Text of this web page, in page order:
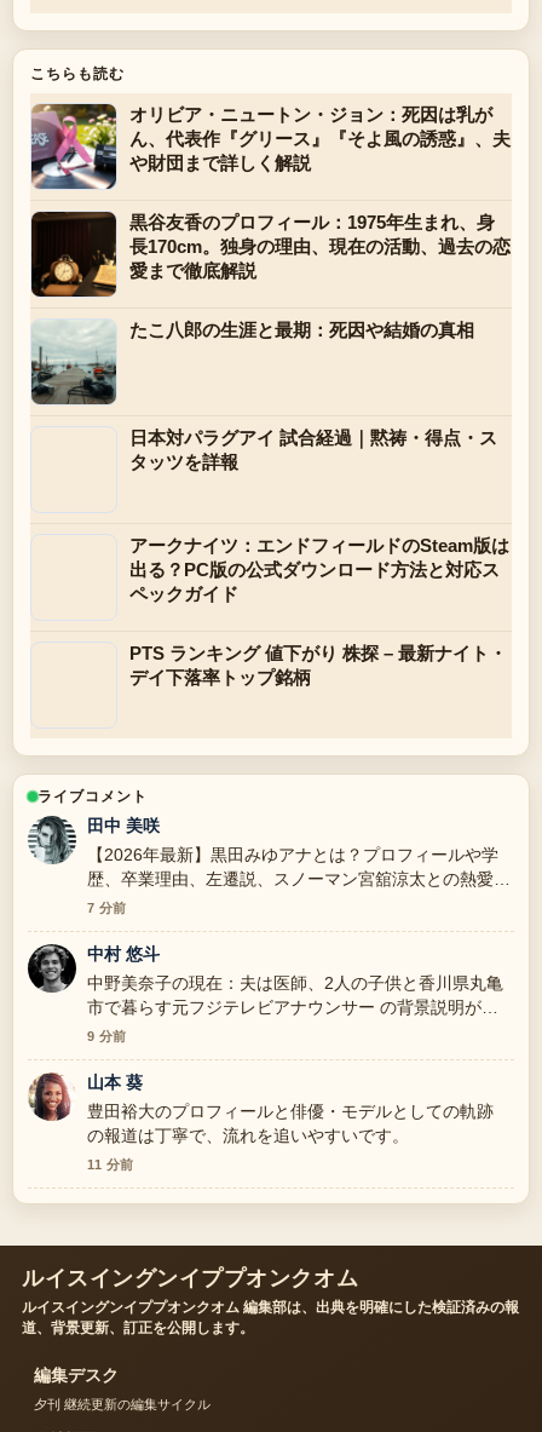
こちらも読む
オリビア・ニュートン・ジョン：死因は乳が
ん、代表作『グリース』『そよ風の誘惑』、夫
や財団まで詳しく解説
黒谷友香のプロフィール：1975年生まれ、身
長170cm。独身の理由、現在の活動、過去の恋
愛まで徹底解説
たこ八郎の生涯と最期：死因や結婚の真相
日本対パラグアイ 試合経過｜黙祷・得点・ス
タッツを詳報
アークナイツ：エンドフィールドのSteam版は
出る？PC版の公式ダウンロード方法と対応ス
ペックガイド
PTS ランキング 値下がり 株探 – 最新ナイト・
デイ下落率トップ銘柄
ライブコメント
田中 美咲
【2026年最新】黒田みゆアナとは？プロフィールや学
歴、卒業理由、左遷説、スノーマン宮舘涼太との熱愛を
全解説 を追っていますが、この解説は落ち着いていて
信頼できます。
7 分前
中村 悠斗
中野美奈子の現在：夫は医師、2人の子供と香川県丸亀
市で暮らす元フジテレビアナウンサー の背景説明が助
かります。ライブ更新を続けてください。
9 分前
山本 葵
豊田裕大のプロフィールと俳優・モデルとしての軌跡
の報道は丁寧で、流れを追いやすいです。
11 分前
ルイスイングンイププオンクオム
ルイスイングンイププオンクオム 編集部は、出典を明確にした検証済みの報
道、背景更新、訂正を公開します。
編集デスク
夕刊 継続更新の編集サイクル